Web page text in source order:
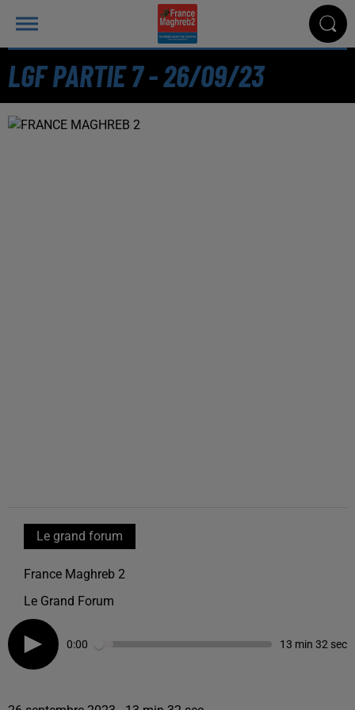
LGF PARTIE 7 - 26/09/23
Le grand forum
France Maghreb 2
Le Grand Forum
0:00 13 min 32 sec